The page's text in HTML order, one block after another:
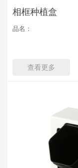
相框种植盒
品名：
查看更多